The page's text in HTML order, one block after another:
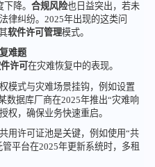
降。 合规风险也日益突出，若未
律纠纷。2025年出现的这类问
软件许可管理模式。
难题
许可 在灾难恢复中的表现。
模式与灾难场景挂钩，例如设置
数据库厂商在2025年推出“灾难响
权，确保业务快速重启。
用许可证池是关键，例如使用“共
平台在2025年更新系统时，多租